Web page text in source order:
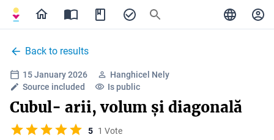
Back to results
15 January 2026
Hanghicel Nely
Source included
Is public
Cubul- arii, volum și diagonală
5 1 Vote